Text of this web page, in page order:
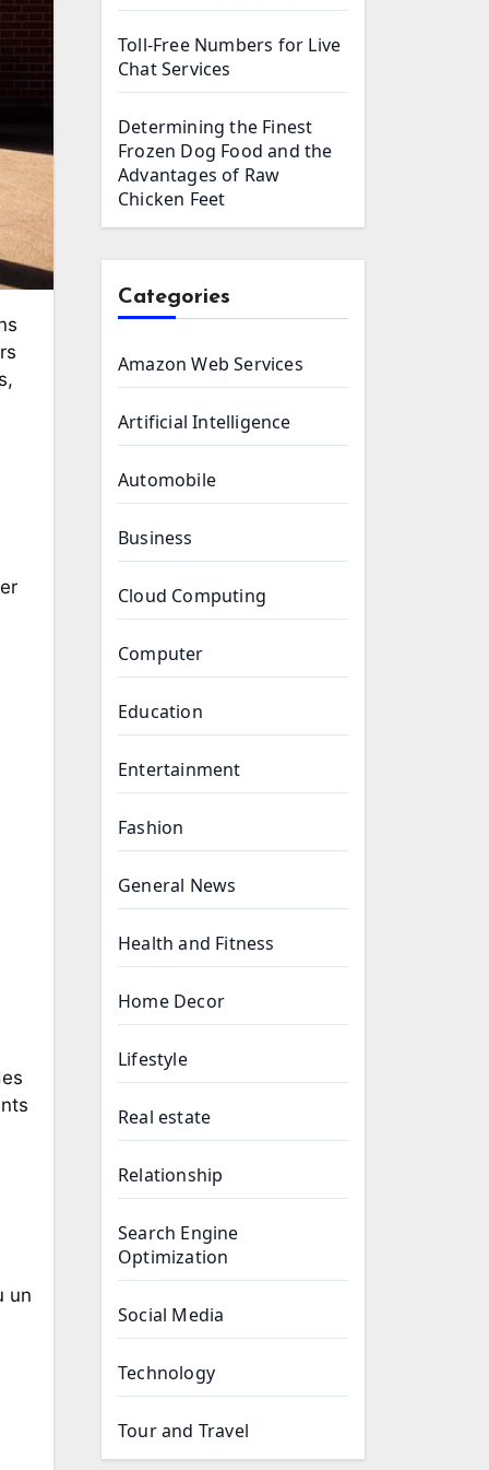
un
Toll-Free Numbers for Live
Chat Services
Determining the Finest
Frozen Dog Food and the
Advantages of Raw
Chicken Feet
Categories
Amazon Web Services
Artificial Intelligence
Automobile
Business
Cloud Computing
Computer
Education
Entertainment
Fashion
General News
Health and Fitness
Home Decor
Lifestyle
Real estate
Relationship
Search Engine
Optimization
Social Media
Technology
Tour and Travel